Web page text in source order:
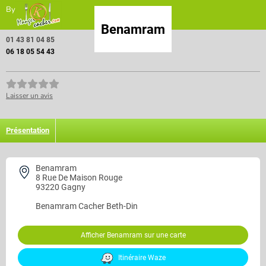
By
Benamram
01 43 81 04 85
06 18 05 54 43
Laisser un avis
Présentation
Benamram
8 Rue De Maison Rouge
93220 Gagny
BenamramCacher Beth-Din
Afficher Benamram sur une carte
Itinéraire Waze